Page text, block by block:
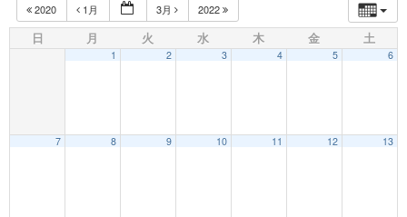
2020 1月 3月 2022
日 月 火 水 木 金 土
1 2 3 4 5 6
7 8 9 10 11 12 13